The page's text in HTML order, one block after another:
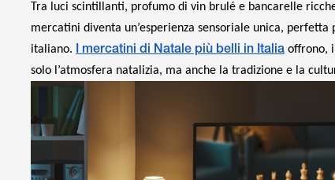
Tra luci scintillanti, profumo di vin brulé e bancarelle
mercatini diventa un’esperienza sensoriale unica,
italiano.
I mercatini di Natale più belli in Italiaoffrono,
solo l’atmosfera natalizia, ma anche la tradizione e la